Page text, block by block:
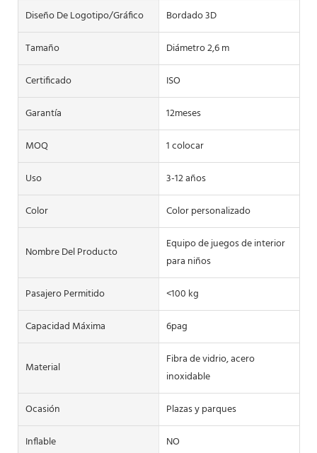
Diseño De Logotipo/gráfico
Bordado 3D
Tamaño
Diámetro 2,6 m
Certificado
ISO
Garantía
12meses
MOQ
1 colocar
Uso
3-12 años
Color
Color personalizado
Nombre Del Producto
Equipo de juegos de interior
para niños
Pasajero Permitido
<100 kg
Capacidad Máxima
6pag
Material
Fibra de vidrio, acero
inoxidable
Ocasión
Plazas y parques
Inflable
NO